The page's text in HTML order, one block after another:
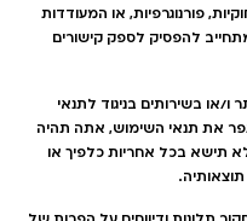
פורנוגרפיות, או המעודדות
להפסיק לספק קישורים
או בשירותים בניגוד לתנאי
את תנאי השימוש, אתה תהיה
תישא בכל אחריות כלפיך או